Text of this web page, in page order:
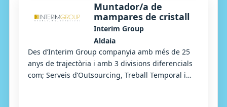
Muntador/a de
mampares de cristall
Interim Group
Aldaia
Des d’Interim Group companyia amb més de 25
anys de trajectòria i amb 3 divisions diferencials
com; Serveis d’Outsourcing, Treball Temporal i